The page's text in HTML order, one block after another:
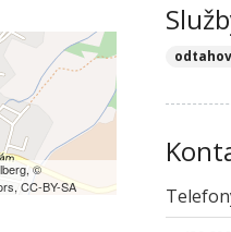
©
CC-BY-SA